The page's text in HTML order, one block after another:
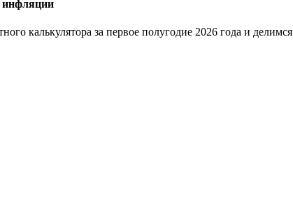
инфляции
калькулятора за первое полугодие 2026 года и делимся